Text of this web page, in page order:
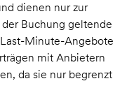
dienen nur zur
Buchung geltende
Minute-Angebote
mit Anbietern
da sie nur begrenzt